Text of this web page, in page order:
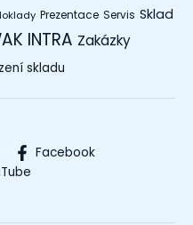
Prezentace Servis Sklad
INTRA Zakázky
skladu
Facebook